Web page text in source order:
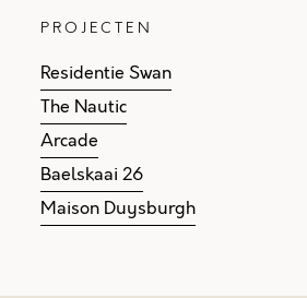
PROJECTEN
Residentie Swan
The Nautic
Arcade
Baelskaai 26
Maison Duysburgh